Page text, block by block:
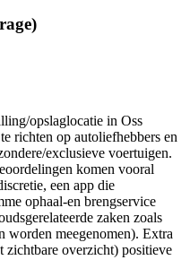
opslaglocatie in Oss
richten op autoliefhebbers en
exclusieve voertuigen.
komen vooral
een app die
ophaal-en brengservice
zaken zoals
worden meegenomen). Extra
zichtbare overzicht) positieve